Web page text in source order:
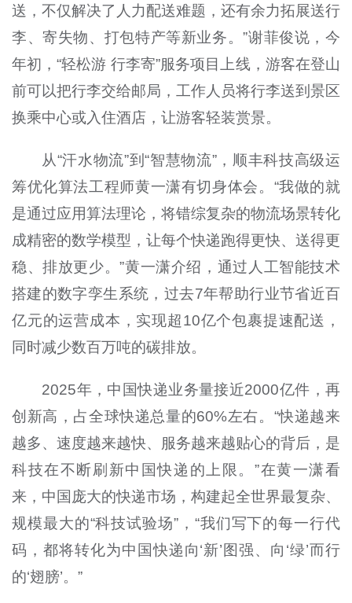
送，不仅解决了人力配送难题，还有余力拓展送行
李、寄失物、打包特产等新业务。”谢菲俊说，今
年初，“轻松游 行李寄”服务项目上线，游客在登山
前可以把行李交给邮局，工作人员将行李送到景区
换乘中心或入住酒店，让游客轻装赏景。
从“汗水物流”到“智慧物流”，顺丰科技高级运
筹优化算法工程师黄一潇有切身体会。“我做的就
是通过应用算法理论，将错综复杂的物流场景转化
成精密的数学模型，让每个快递跑得更快、送得更
稳、排放更少。”黄一潇介绍，通过人工智能技术
搭建的数字孪生系统，过去7年帮助行业节省近百
亿元的运营成本，实现超10亿个包裹提速配送，
同时减少数百万吨的碳排放。
2025年，中国快递业务量接近2000亿件，再
创新高，占全球快递总量的60%左右。“快递越来
越多、速度越来越快、服务越来越贴心的背后，是
科技在不断刷新中国快递的上限。”在黄一潇看
来，中国庞大的快递市场，构建起全世界最复杂、
规模最大的“科技试验场”，“我们写下的每一行代
码，都将转化为中国快递向‘新’图强、向‘绿’而行
的‘翅膀’。”